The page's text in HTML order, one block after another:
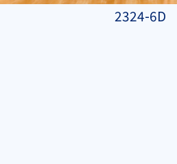
2324-6D